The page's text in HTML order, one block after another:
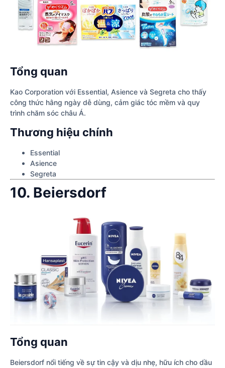
Tổng quan
Kao Corporation với Essential, Asience và Segreta cho thấy
công thức hằng ngày dễ dùng, cảm giác tóc mềm và quy
trình chăm sóc châu Á.
Thương hiệu chính
Essential
Asience
Segreta
10. Beiersdorf
Tổng quan
Beiersdorf nổi tiếng về sự tin cậy và dịu nhẹ, hữu ích cho dầu